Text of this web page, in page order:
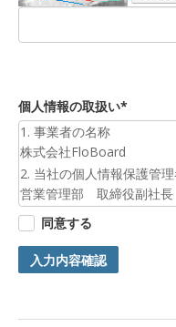
個人情報の取扱い*
1. 事業者の名称
株式会社FloBoard
2. 当社の個人情報保護管
営業管理部 取締役副社長
3. 個人情報の利用目的
お預かりした個人情報は、
します。
4. 第三者提供について
ご入力頂く個人情報は第
同意する
入力内容確認